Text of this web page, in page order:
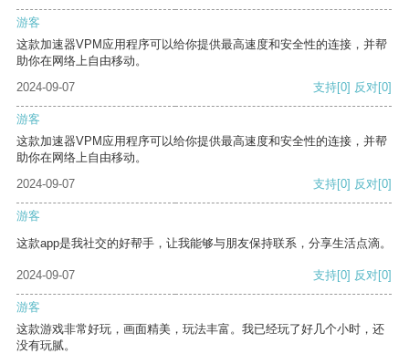
游客
这款加速器VPM应用程序可以给你提供最高速度和安全性的连接，并帮
助你在网络上自由移动。
2024-09-07
支持[0] 反对[0]
游客
这款加速器VPM应用程序可以给你提供最高速度和安全性的连接，并帮
助你在网络上自由移动。
2024-09-07
支持[0] 反对[0]
游客
这款app是我社交的好帮手，让我能够与朋友保持联系，分享生活点滴。
2024-09-07 支持[0] 反对[0]
游客
这款游戏非常好玩，画面精美，玩法丰富。我已经玩了好几个小时，还
没有玩腻。